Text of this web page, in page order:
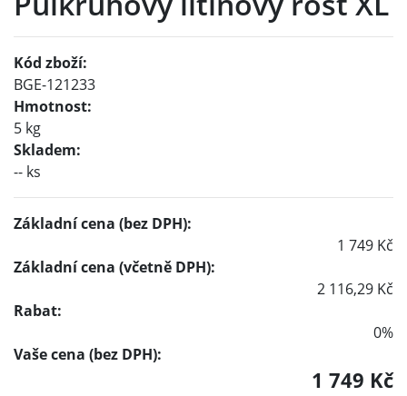
Kód zboží:
BGE-121233
Hmotnost:
5 kg
Skladem:
-- ks
Základní cena (bez DPH):
1 749 Kč
Základní cena (včetně DPH):
2 116,29 Kč
Rabat:
0%
Vaše cena (bez DPH):
1 749 Kč